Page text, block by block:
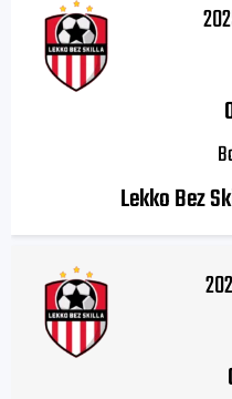
Lekko Bez